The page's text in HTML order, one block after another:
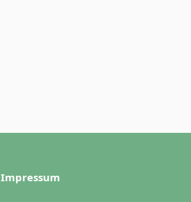
Impressum